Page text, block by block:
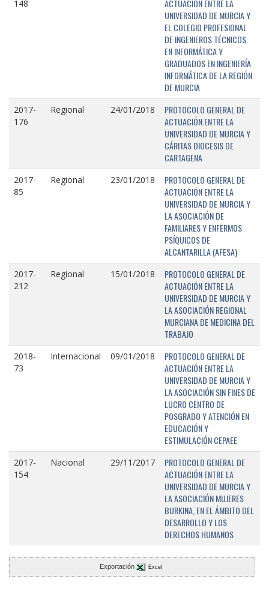
148
ACTUACIÓN ENTRE LA
UNIVERSIDAD DE MURCIA Y
EL COLEGIO PROFESIONAL
DE INGENIEROS TÉCNICOS
EN INFORMÁTICA Y
GRADUADOS EN INGENIERÍA
INFORMÁTICA DE LA REGIÓN
DE MURCIA
2017-
176
Regional 24/01/2018
PROTOCOLO GENERAL DE
ACTUACIÓN ENTRE LA
UNIVERSIDAD DE MURCIA Y
CÁRITAS DIOCESIS DE
CARTAGENA
2017-
85
Regional 23/01/2018
PROTOCOLO GENERAL DE
ACTUACIÓN ENTRE LA
UNIVERSIDAD DE MURCIA Y
LA ASOCIACIÓN DE
FAMILIARES Y ENFERMOS
PSÍQUICOS DE
ALCANTARILLA (AFESA)
2017-
212
Regional 15/01/2018
PROTOCOLO GENERAL DE
ACTUACIÓN ENTRE LA
UNIVERSIDAD DE MURCIA Y
LA ASOCIACIÓN REGIONAL
MURCIANA DE MEDICINA DEL
TRABAJO
2018-
73
Internacional 09/01/2018
PROTOCOLO GENERAL DE
ACTUACIÓN ENTRE LA
UNIVERSIDAD DE MURCIA Y
LA ASOCIACIÓN SIN FINES DE
LUCRO CENTRO DE
POSGRADO Y ATENCIÓN EN
EDUCACIÓN Y
ESTIMULACIÓN CEPAEE
2017-
154
Nacional 29/11/2017
PROTOCOLO GENERAL DE
ACTUACIÓN ENTRE LA
UNIVERSIDAD DE MURCIA Y
LA ASOCIACIÓN MUJERES
BURKINA, EN EL ÁMBITO DEL
DESARROLLO Y LOS
DERECHOS HUMANOS
Exportación Excel